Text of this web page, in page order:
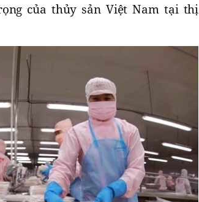
của thủy sản Việt Nam tại thị